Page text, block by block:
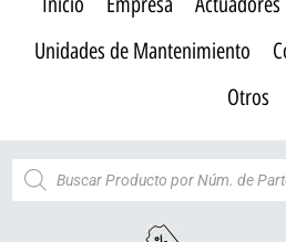
Unidades de Mantenimiento
Otros